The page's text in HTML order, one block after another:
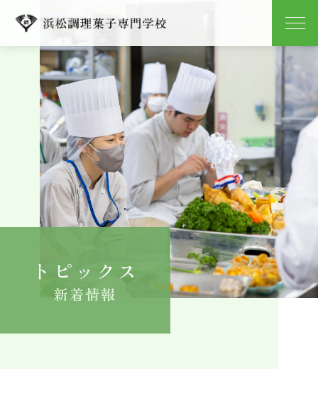
学校紹介
学科紹介
キャンパスライフ
就職
よくある質問
トピックス
新着情報